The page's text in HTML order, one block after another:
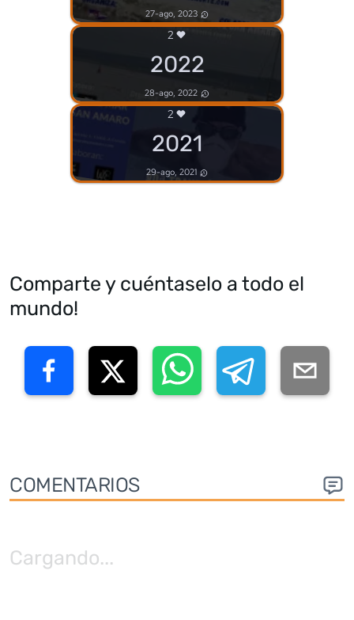
27-ago, 2023
2
2022
28-ago, 2022
2
2021
29-ago, 2021
Comparte y cuéntaselo a todo el
mundo!
COMENTARIOS
Cargando...